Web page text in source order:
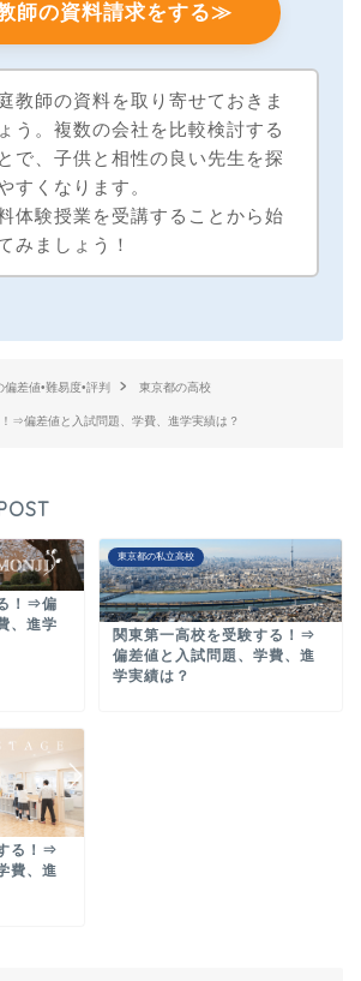
師の資料請求をする≫
教師の資料を取り寄せておきま
う。複数の会社を比較検討する
で、子供と相性の良い先生を探
すくなります。
体験授業を受講することから始
みましょう！
差値•難易度•評判
東京都の高校
⇒偏差値と入試問題、学費、進学実績は？
！⇒偏
、進学
東京都の私立高校
関東第一高校を受験する！⇒
偏差値と入試問題、学費、進
学実績は？
る！⇒
費、進